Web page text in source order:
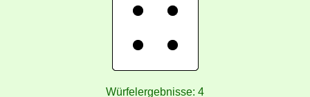
Würfelergebnisse: 4